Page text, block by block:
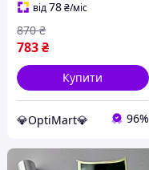
парфуми Туфелька
Кароліна Херера 80 м
від78 ₴/міс
783 ₴
870 ₴
Купити
💎OptiMart💎 96%